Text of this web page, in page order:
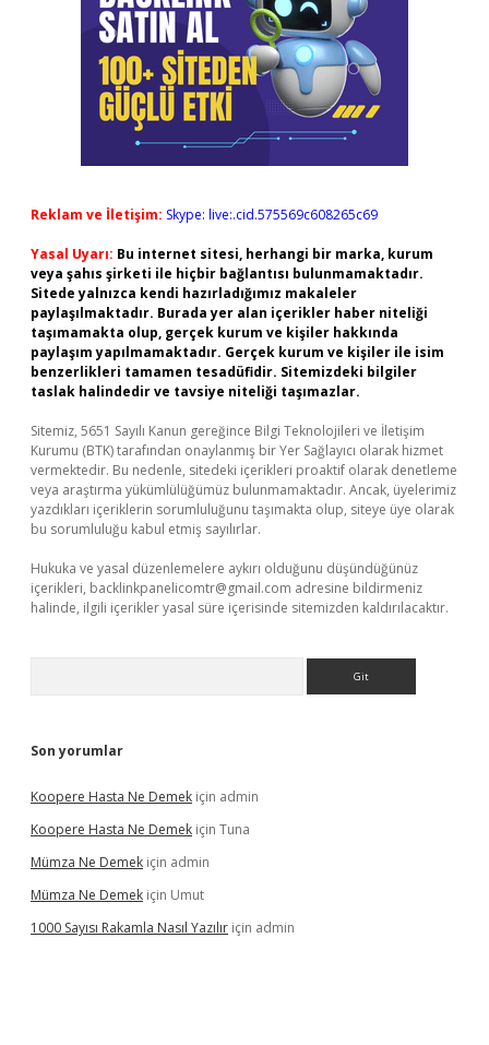
Reklam ve İletişim: Skype: live:.cid.575569c608265c69
Yasal Uyarı: Bu internet sitesi, herhangi bir marka, kurum
veya şahıs şirketi ile hiçbir bağlantısı bulunmamaktadır.
Sitede yalnızca kendi hazırladığımız makaleler
paylaşılmaktadır. Burada yer alan içerikler haber niteliği
taşımamakta olup, gerçek kurum ve kişiler hakkında
paylaşım yapılmamaktadır. Gerçek kurum ve kişiler ile isim
benzerlikleri tamamen tesadüfidir. Sitemizdeki bilgiler
taslak halindedir ve tavsiye niteliği taşımazlar.
Sitemiz, 5651 Sayılı Kanun gereğince Bilgi Teknolojileri ve İletişim
Kurumu (BTK) tarafından onaylanmış bir Yer Sağlayıcı olarak hizmet
vermektedir. Bu nedenle, sitedeki içerikleri proaktif olarak denetleme
veya araştırma yükümlülüğümüz bulunmamaktadır. Ancak, üyelerimiz
yazdıkları içeriklerin sorumluluğunu taşımakta olup, siteye üye olarak
bu sorumluluğu kabul etmiş sayılırlar.
Hukuka ve yasal düzenlemelere aykırı olduğunu düşündüğünüz
içerikleri, backlinkpanelicomtr@gmail.com adresine bildirmeniz
halinde, ilgili içerikler yasal süre içerisinde sitemizden kaldırılacaktır.
Son yorumlar
Koopere Hasta Ne Demek için admin
Koopere Hasta Ne Demek için Tuna
Mümza Ne Demek için admin
Mümza Ne Demek için Umut
1000 Sayısı Rakamla Nasıl Yazılır için admin